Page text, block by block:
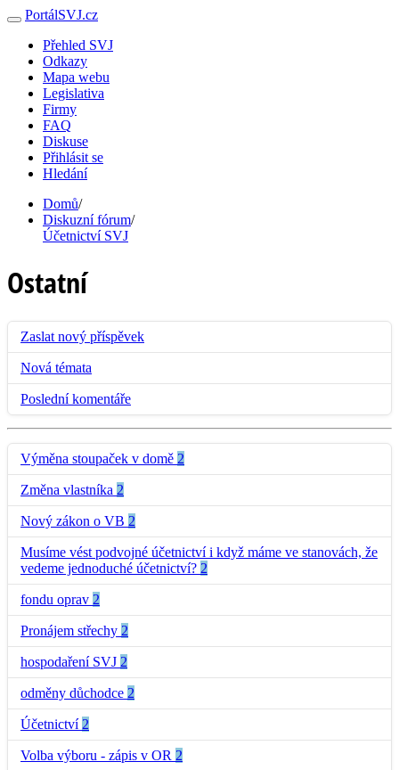
PortálSVJ.cz
Přehled SVJ
Odkazy
Mapa webu
Legislativa
Firmy
FAQ
Diskuse
Přihlásit se
Hledání
Domů/
Diskuzní fórum/
Účetnictví SVJ
Ostatní
Zaslat nový příspěvek
Nová témata
Poslední komentáře
Výměna stoupaček v domě 2
Změna vlastníka 2
Nový zákon o VB 2
Musíme vést podvojné účetnictví i když máme ve stanovách, že
vedeme jednoduché účetnictví? 2
fondu oprav 2
Pronájem střechy 2
hospodaření SVJ 2
odměny důchodce 2
Účetnictví 2
Volba výboru - zápis v OR 2